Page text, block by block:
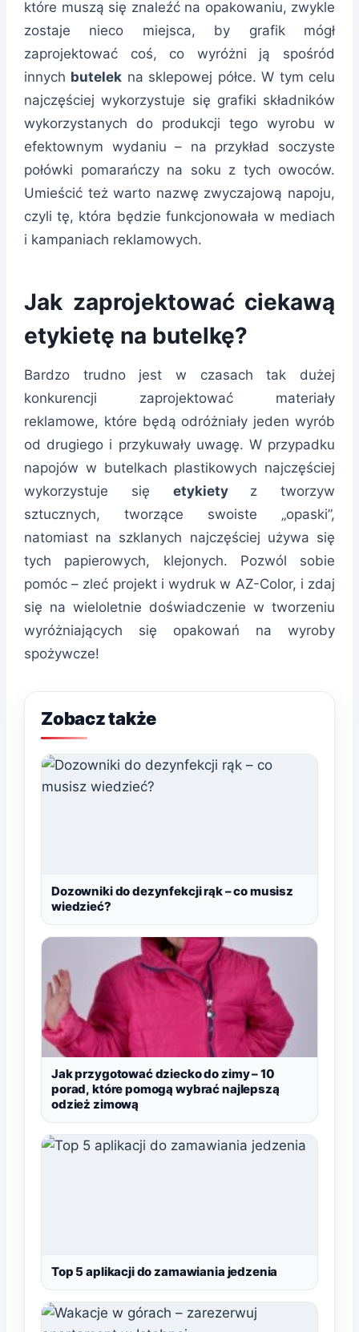
które muszą się znaleźć na opakowaniu, zwykle
zostaje nieco miejsca, by grafik mógł
zaprojektować coś, co wyróżni ją spośród
innych butelek na sklepowej półce. W tym celu
najczęściej wykorzystuje się grafiki składników
wykorzystanych do produkcji tego wyrobu w
efektownym wydaniu – na przykład soczyste
połówki pomarańczy na soku z tych owoców.
Umieścić też warto nazwę zwyczajową napoju,
czyli tę, która będzie funkcjonowała w mediach
i kampaniach reklamowych.
Jak zaprojektować ciekawą
etykietę na butelkę?
Bardzo trudno jest w czasach tak dużej
konkurencji zaprojektować materiały
reklamowe, które będą odróżniały jeden wyrób
od drugiego i przykuwały uwagę. W przypadku
napojów w butelkach plastikowych najczęściej
wykorzystuje się etykiety z tworzyw
sztucznych, tworzące swoiste „opaski”,
natomiast na szklanych najczęściej używa się
tych papierowych, klejonych. Pozwól sobie
pomóc – zleć projekt i wydruk w AZ-Color, i zdaj
się na wieloletnie doświadczenie w tworzeniu
wyróżniających się opakowań na wyroby
spożywcze!
Zobacz także
Dozowniki do dezynfekcji rąk – co musisz
wiedzieć?
Jak przygotować dziecko do zimy – 10
porad, które pomogą wybrać najlepszą
odzież zimową
Top 5 aplikacji do zamawiania jedzenia